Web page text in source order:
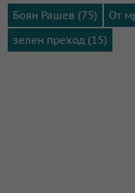
Боян Рашев (75)
От
зелен преход (15)